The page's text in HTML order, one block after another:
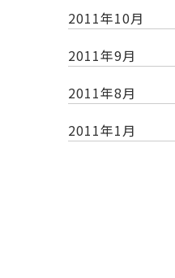
2011年10月
2011年9月
2011年8月
2011年1月